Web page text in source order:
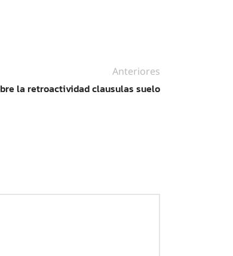
Anteriores
la retroactividad clausulas suelo